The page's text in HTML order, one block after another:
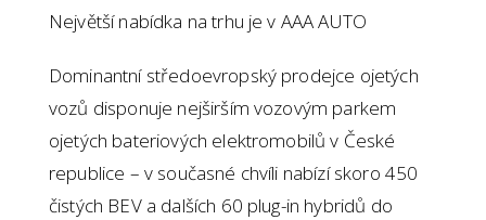
Největší nabídka na trhu je v AAA AUTO
Dominantní středoevropský prodejce ojetých
vozů disponuje nejširším vozovým parkem
ojetých bateriových elektromobilů v České
republice – v současné chvíli nabízí skoro 450
čistých BEV a dalších 60 plug-in hybridů do